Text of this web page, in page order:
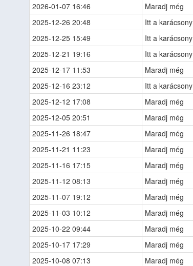
2026-01-07 16:46
Maradj még
2025-12-26 20:48
Itt a karácsony
2025-12-25 15:49
Itt a karácsony
2025-12-21 19:16
Itt a karácsony
2025-12-17 11:53
Maradj még
2025-12-16 23:12
Itt a karácsony
2025-12-12 17:08
Maradj még
2025-12-05 20:51
Maradj még
2025-11-26 18:47
Maradj még
2025-11-21 11:23
Maradj még
2025-11-16 17:15
Maradj még
2025-11-12 08:13
Maradj még
2025-11-07 19:12
Maradj még
2025-11-03 10:12
Maradj még
2025-10-22 09:44
Maradj még
2025-10-17 17:29
Maradj még
2025-10-08 07:13
Maradj még